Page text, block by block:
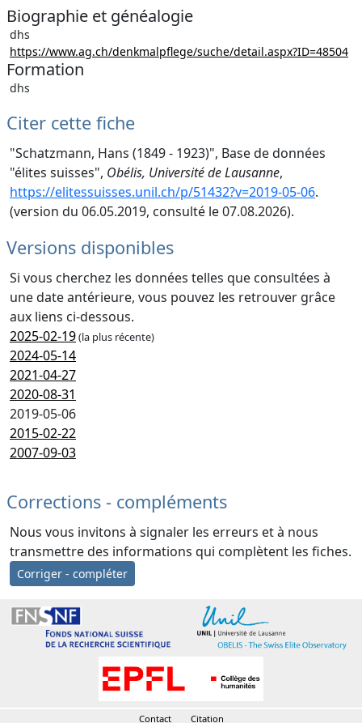
Biographie et généalogie
dhs
https://www.ag.ch/denkmalpflege/suche/detail.aspx?ID=48504
Formation
dhs
Citer cette fiche
"Schatzmann, Hans (1849 - 1923)", Base de données
"élites suisses", Obélis, Université de Lausanne,
https://elitessuisses.unil.ch/p/51432?v=2019-05-06.
(version du 06.05.2019, consulté le 07.08.2026).
Versions disponibles
Si vous cherchez les données telles que consultées à
une date antérieure, vous pouvez les retrouver grâce
aux liens ci-dessous.
2025-02-19(la plus récente)
2024-05-14
2021-04-27
2020-08-31
2019-05-06
2015-02-22
2007-09-03
Corrections - compléments
Nous vous invitons à signaler les erreurs et à nous
transmettre des informations qui complètent les fiches.
Corriger - compléter
Contact Citation